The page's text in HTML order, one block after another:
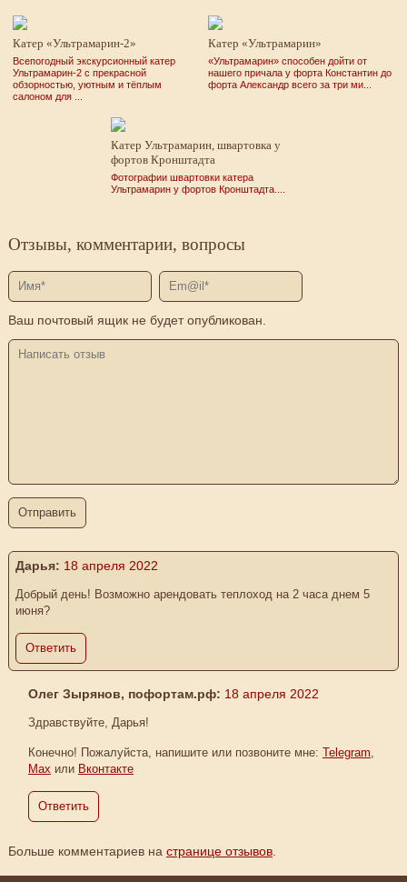
Катер «Ультрамарин-2»
Всепогодный экскурсионный катер
Ультрамарин-2 с прекрасной
обзорностью, уютным и тёплым
салоном для ...
Катер «Ультрамарин»
«Ультрамарин» способен дойти от
нашего причала у форта Константин до
форта Александр всего за три ми...
Катер Ультрамарин, швартовка у
фортов Кронштадта
Фотографии швартовки катера
Ультрамарин у фортов Кронштадта....
Отзывы, комментарии, вопросы
Ваш почтовый ящик не будет опубликован.
Дарья: 18 апреля 2022
Добрый день! Возможно арендовать теплоход на 2 часа днем 5
июня?
Ответить
Олег Зырянов, пофортам.рф: 18 апреля 2022
Здравствуйте, Дарья!
Конечно! Пожалуйста, напишите или позвоните мне: Telegram
Max или Вконтакте
Ответить
Больше комментариев на странице отзывов.